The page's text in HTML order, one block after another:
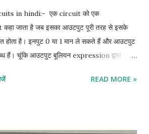
in hindi:- एक circuit को एक
जाता है जब इसका आउटपुट पूरी तरह से इसके
होता है। इनपुट 0 या 1 मान ले सकते हैं और आउटपुट
हैं। चूंकि आउटपुट बूलियन expression द्वारा
इसके विपरीत, truth table से एक संयोजन सर्किट के
READ MORE »